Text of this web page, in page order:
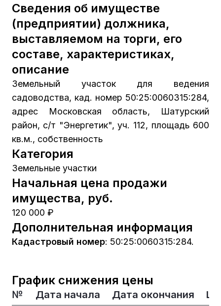
Сведения об имуществе
(предприятии) должника,
выставляемом на торги, его
составе, характеристиках,
описание
Земельный участок для ведения
садоводства, кад. номер 50:25:0060315:284,
адрес Московская область, Шатурский
район, с/т "Энергетик", уч. 112, площадь 600
кв.м., собственность
Категория
Земельные участки
Начальная цена продажи
имущества, руб.
120 000 ₽
Дополнительная информация
Кадастровый номер: 50:25:0060315:284.
График снижения цены
№ Дата начала Дата окончания